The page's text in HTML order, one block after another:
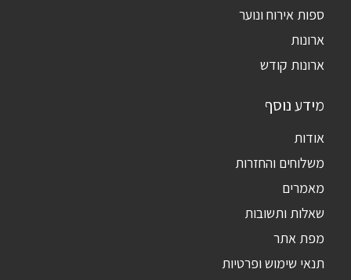
ספות אירוח ונוער
ארונות
ארונות קודש
מידע נוסף
אודות
משלוחים והחזרות
מאמרים
שאלות ותשובות
מפת אתר
תנאי שימוש ופרטיות